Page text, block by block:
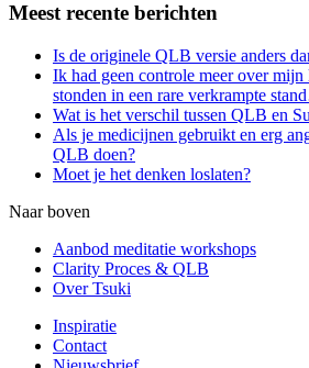
Meest recente berichten
Is de originele QLB versie anders
Ik had geen controle meer over
stonden in een rare verkrampte
Wat is het verschil tussen QLB en
Als je medicijnen gebruikt en erg
QLB doen?
Moet je het denken loslaten?
Naar boven
Aanbod meditatie workshops
Clarity Proces & QLB
Over Tsuki
Inspiratie
Contact